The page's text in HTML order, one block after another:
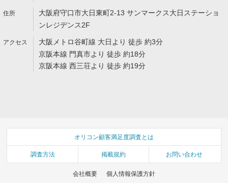
大阪府守口市大日東町2-13 サンマークス大日ステーショ
ンレジデンス2F
大阪メトロ谷町線 大日より 徒歩 約3分
京阪本線 門真市より 徒歩 約18分
京阪本線 西三荘より 徒歩 約19分
オリコン顧客満足度調査とは
調査方法 掲載規約 お問い合わせ
会社概要 個人情報保護方針